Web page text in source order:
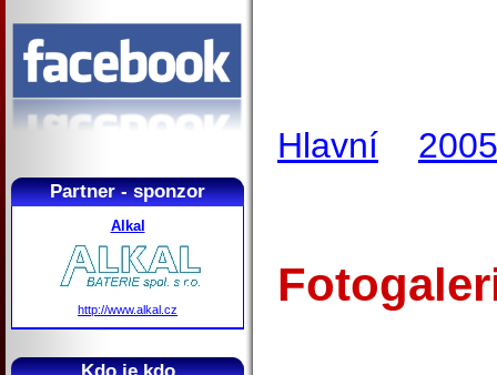
Partner - sponzor
Alkal
http://www.alkal.cz
Hlavní 2005